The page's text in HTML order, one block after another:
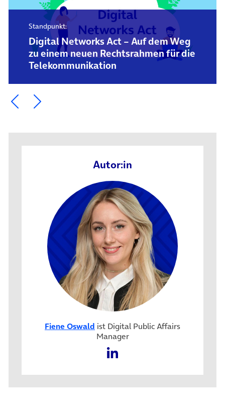
Standpunkt:
Digital Networks Act – Auf dem Weg
zu einem neuen Rechtsrahmen für die
Telekommunikation
Ein Element zurück blättern
Ein Element weiter blättern
Autor:in
Fiene Oswald ist Digital Public Affairs
Manager